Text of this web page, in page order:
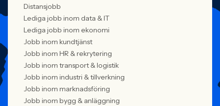
Distansjobb
Lediga jobb inom data & IT
Lediga jobb inom ekonomi
Jobb inom kundtjänst
Jobb inom HR & rekrytering
Jobb inom transport & logistik
Jobb inom industri & tillverkning
Jobb inom marknadsföring
Jobb inom bygg & anläggning